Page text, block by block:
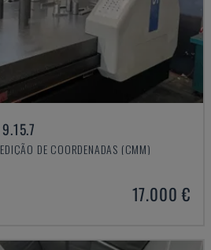
DE COORDENADAS (CMM)
17.000 €